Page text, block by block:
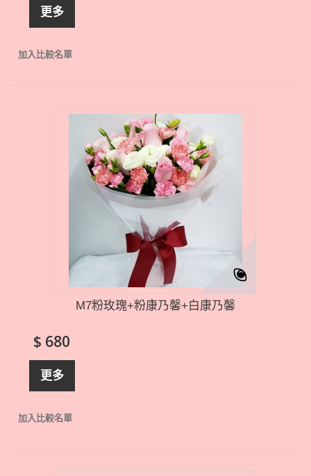
更多
加入比較名單
M7粉玫瑰+粉康乃馨+白康乃馨
$ 680
更多
加入比較名單